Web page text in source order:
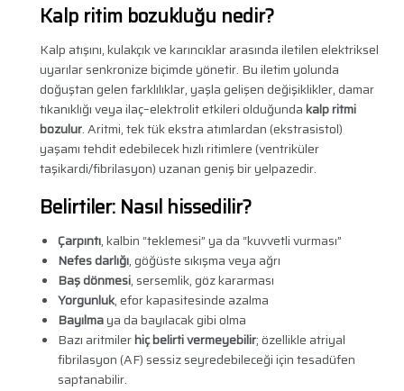
Kalp ritim bozukluğu nedir?
Kalp atışını, kulakçık ve karıncıklar arasında iletilen elektriksel
uyarılar senkronize biçimde yönetir. Bu iletim yolunda
doğuştan gelen farklılıklar, yaşla gelişen değişiklikler, damar
tıkanıklığı veya ilaç–elektrolit etkileri olduğundakalp ritmi
bozulur. Aritmi, tek tük ekstra atımlardan (ekstrasistol)
yaşamı tehdit edebilecek hızlı ritimlere (ventriküler
taşikardi/fibrilasyon) uzanan geniş bir yelpazedir.
Belirtiler: Nasıl hissedilir?
Çarpıntı, kalbin “teklemesi” ya da “kuvvetli vurması”
Nefes darlığı, göğüste sıkışma veya ağrı
Baş dönmesi, sersemlik, göz kararması
Yorgunluk, efor kapasitesinde azalma
Bayılmaya da bayılacak gibi olma
Bazı aritmilerhiç belirti vermeyebilir; özellikle atriyal
fibrilasyon (AF) sessiz seyredebileceği için tesadüfen
saptanabilir.